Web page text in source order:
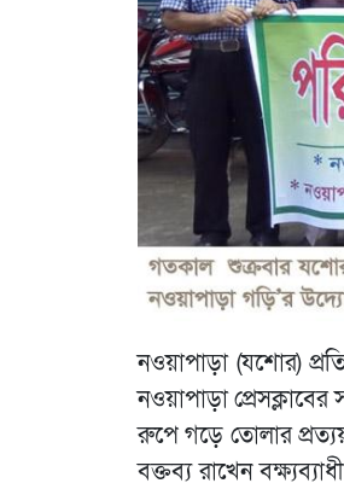
নওয়াপাড়া (যশোর)
নওয়াপাড়া
রুপে গড়ে তোলার
বক্তব্য রাখেন